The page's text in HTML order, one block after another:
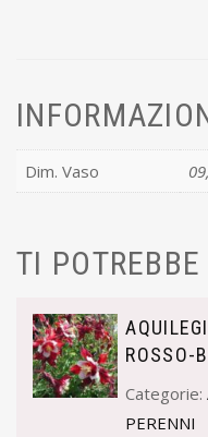
Dim. Vaso
TI
ROSSO-
Categorie:
PERENNI